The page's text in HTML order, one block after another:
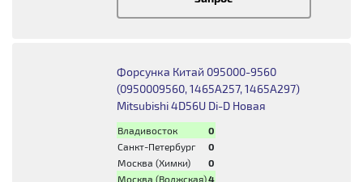
Форсунка Китай 095000-9560
(0950009560, 1465A257, 1465А297)
Mitsubishi 4D56U Di-D Новая
Владивосток
0
Санкт-Петербург
0
Москва (Химки)
0
Москва (Волжская)4